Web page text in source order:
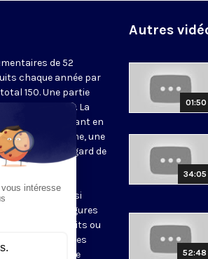
de 52
chaque année par
150. Une partie
sur Internet. La
mettant en
de l'homme, une
société au regard de
une
sont aussi
des grandes figures
des portraits ou
à la rencontre des
à travers le
Autres
01:50
34:05
52:48